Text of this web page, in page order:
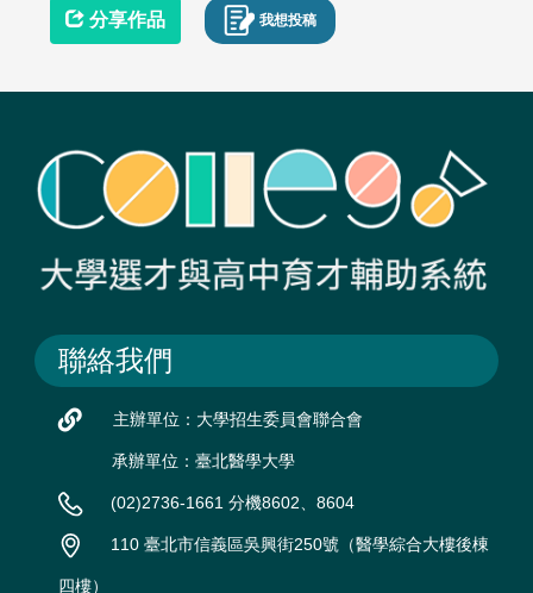
分享作品 我想投稿
聯絡我們
主辦單位：大學招生委員會聯合會
承辦單位：臺北醫學大學
(02)2736-1661 分機8602、8604
110 臺北市信義區吳興街250號（醫學綜合大樓後棟
四樓）